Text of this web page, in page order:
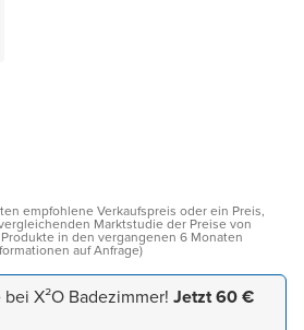
empfohlene Verkaufspreis oder ein Preis,
Marktstudie der Preise von
in den vergangenen 6 Monaten
auf Anfrage)
X²O Badezimmer! Jetzt 60 €